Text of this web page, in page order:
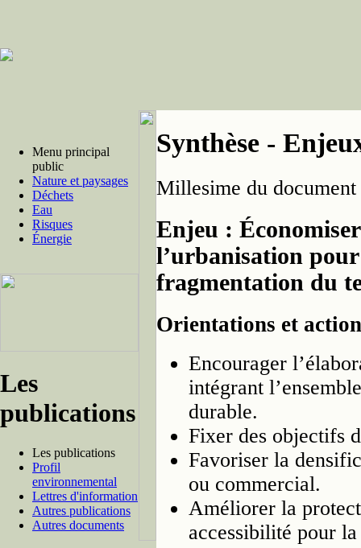
Menu principal
public
Nature et paysages
Déchets
Eau
Risques
Énergie
Les
publications
Les publications
Profil
environnemental
Lettres d'information
Autres publications
Autres documents
Synthèse -
Millesime du document
Enjeu :
l’urbanisation
fragmentation du
Orientations et
Encourager
intégrant
durable.
Fixer des objectifs
Favoriser la
ou commercial.
Améliorer la
accessibilité pour